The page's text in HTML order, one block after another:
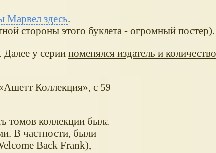
Марвел здесь.
стороны этого буклета - огромный постер).
у серии поменялся издатель и количество
Коллекция», с 59
томов коллекции была
В частности, были
Back Frank),